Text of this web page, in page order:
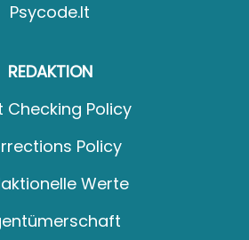
Psycode.it
REDAKTION
Checking Policy
Policy
Werte